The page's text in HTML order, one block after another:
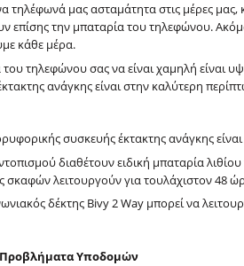
τηλέφωνά μας ασταμάτητα στις μέρες
επίσης την μπαταρία του τηλεφώνου.
κάθε μέρα.
τηλεφώνου σας να είναι χαμηλή είναι
ανάγκης είναι στην καλύτερη
συσκευής έκτακτης ανάγκης
διαθέτουν ειδική μπαταρία
σκαφών λειτουργούν για τουλάχιστον 48
δέκτης Bivy 2 Way μπορεί να
Προβλήματα Υποδομών